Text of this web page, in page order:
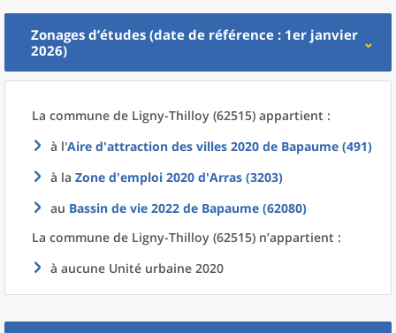
Zonages d’études (date de référence : 1er janvier
2026)
La commune de Ligny-Thilloy (62515) appartient :
à l'Aire d'attraction des villes 2020 de Bapaume (491)
à la Zone d'emploi 2020 d'Arras (3203)
au Bassin de vie 2022 de Bapaume (62080)
La commune de Ligny-Thilloy (62515) n’appartient :
à aucune Unité urbaine 2020